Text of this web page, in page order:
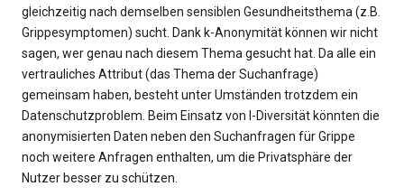
gleichzeitig nach demselben sensiblen Gesundheitsthema (z.B.
Grippesymptomen) sucht. Dank k-Anonymität können wir nicht
sagen, wer genau nach diesem Thema gesucht hat. Da alle ein
vertrauliches Attribut (das Thema der Suchanfrage)
gemeinsam haben, besteht unter Umständen trotzdem ein
Datenschutzproblem. Beim Einsatz von l-Diversität könnten die
anonymisierten Daten neben den Suchanfragen für Grippe
noch weitere Anfragen enthalten, um die Privatsphäre der
Nutzer besser zu schützen.